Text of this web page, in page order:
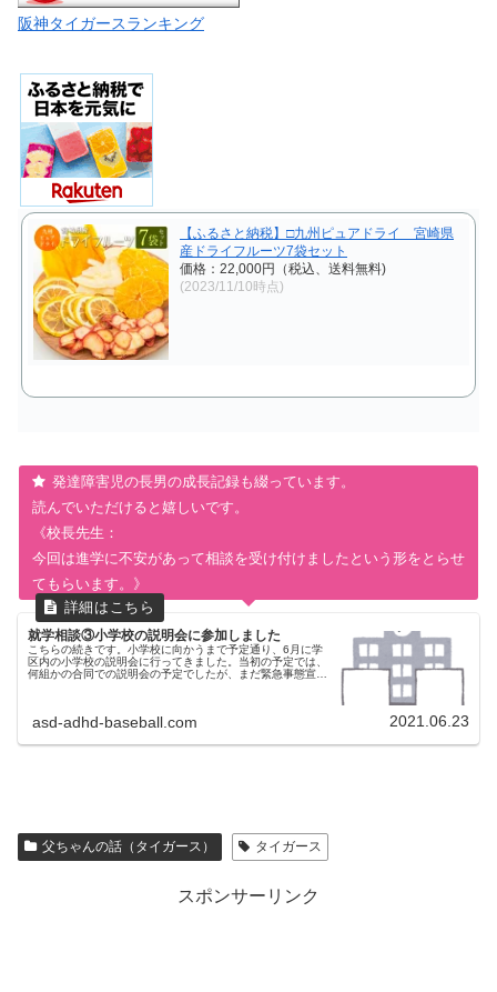
阪神タイガースランキング
【ふるさと納税】□九州ピュアドライ 宮崎県
産ドライフルーツ7袋セット
価格：22,000円（税込、送料無料)
(2023/11/10時点)
発達障害児の長男の成長記録も綴っています。
読んでいただけると嬉しいです。
《校長先生：
今回は進学に不安があって相談を受け付けましたという形をとらせ
てもらいます。》
就学相談③小学校の説明会に参加しました
こちらの続きです。小学校に向かうまで予定通り、6月に学
区内の小学校の説明会に行ってきました。当初の予定では、
何組かの合同での説明会の予定でしたが、まだ緊急事態宣言
asd-adhd-baseball.com 2021.06.23
父ちゃんの話（タイガース） タイガース
スポンサーリンク